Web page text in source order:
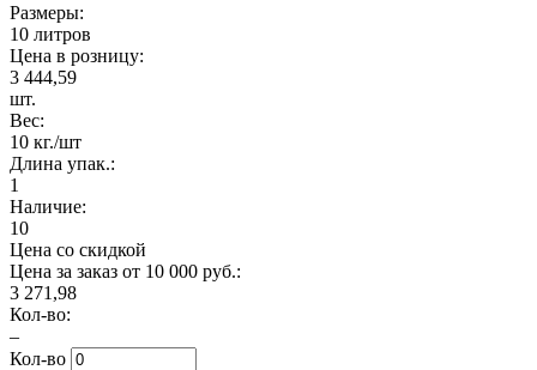
Размеры:
10 литров
Цена в розницу:
3 444,59
шт.
Вес:
10 кг./шт
Длина упак.:
1
Наличие:
10
Цена со скидкой
Цена за заказ от 10 000 руб.:
3 271,98
Кол-во:
–
Кол-во